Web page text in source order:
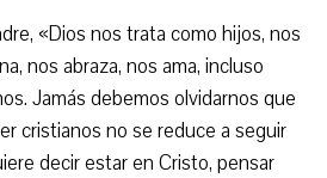
«Dios nos trata como hijos, nos
nos abraza, nos ama, incluso
Jamás debemos olvidarnos que
cristianos no se reduce a seguir
decir estar en Cristo, pensar